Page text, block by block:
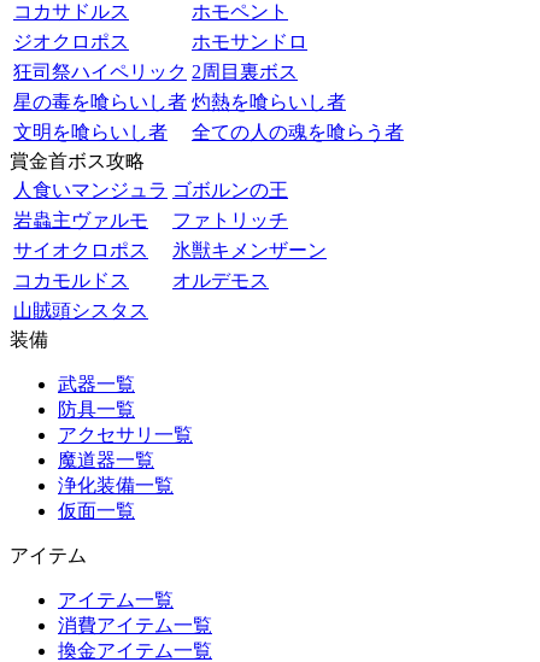
コカサドルス
ホモペント
ジオクロポス
ホモサンドロ
狂司祭ハイペリック 2周目裏ボス
星の毒を喰らいし者 灼熱を喰らいし者
文明を喰らいし者
全ての人の魂を喰らう者
賞金首ボス攻略
人食いマンジュラ ゴボルンの王
岩蟲主ヴァルモ
ファトリッチ
サイオクロポス
氷獣キメンザーン
コカモルドス
オルデモス
山賊頭シスタス
装備
武器一覧
防具一覧
アクセサリ一覧
魔道器一覧
浄化装備一覧
仮面一覧
アイテム
アイテム一覧
消費アイテム一覧
換金アイテム一覧